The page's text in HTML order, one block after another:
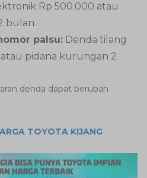
Rp 500.000 atau
bulan.
palsu: Denda tilang
pidana kurungan 2
denda dapat berubah
TOYOTA KIJANG